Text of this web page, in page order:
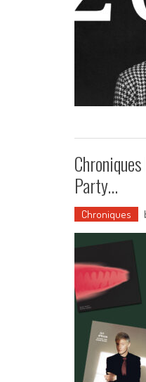
Party…
Chroniques